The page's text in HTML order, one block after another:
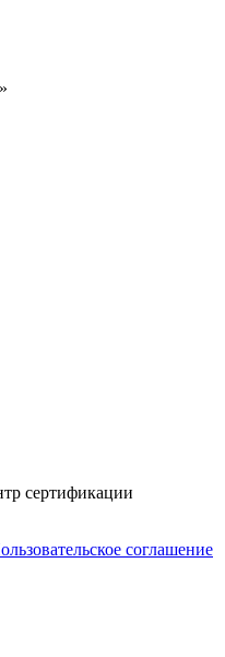
сертификации
соглашение